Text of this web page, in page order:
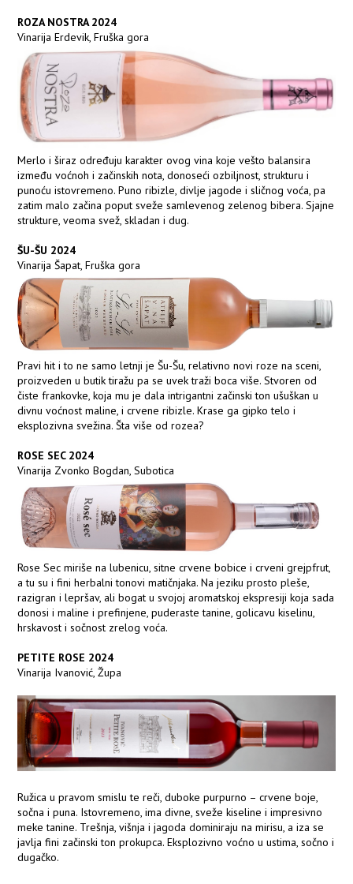
ROZA NOSTRA 2024
Vinarija Erdevik, Fruška gora
Merlo i širaz određuju karakter ovog vina koje vešto balansira
između voćnoh i začinskih nota, donoseći ozbiljnost, strukturu i
punoću istovremeno. Puno ribizle, divlje jagode i sličnog voća, pa
zatim malo začina poput sveže samlevenog zelenog bibera. Sjajne
strukture, veoma svež, skladan i dug.
ŠU-ŠU 2024
Vinarija Šapat, Fruška gora
Pravi hit i to ne samo letnji je Šu-Šu, relativno novi roze na sceni,
proizveden u butik tiražu pa se uvek traži boca više. Stvoren od
čiste frankovke, koja mu je dala intrigantni začinski ton ušuškan u
divnu voćnost maline, i crvene ribizle. Krase ga gipko telo i
eksplozivna svežina. Šta više od rozea?
ROSE SEC 2024
Vinarija Zvonko Bogdan, Subotica
Rose Sec miriše na lubenicu, sitne crvene bobice i crveni grejpfrut,
a tu su i fini herbalni tonovi matičnjaka. Na jeziku prosto pleše,
razigran i lepršav, ali bogat u svojoj aromatskoj ekspresiji koja sada
donosi i maline i prefinjene, puderaste tanine, golicavu kiselinu,
hrskavost i sočnost zrelog voća.
PETITE ROSE 2024
Vinarija Ivanović, Župa
Ružica u pravom smislu te reči, duboke purpurno – crvene boje,
sočna i puna. Istovremeno, ima divne, sveže kiseline i impresivno
meke tanine. Trešnja, višnja i jagoda dominiraju na mirisu, a iza se
javlja fini začinski ton prokupca. Eksplozivno voćno u ustima, sočno i
dugačko.